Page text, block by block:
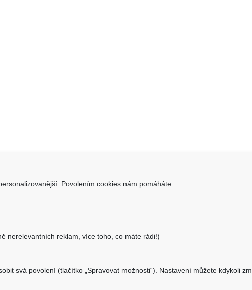
02 Děčín
Doprava a platba
Kde nás najdete
přístroje
Povolením cookies nám pomáháte:
nerelevantních reklam, více toho, co máte rádi!)
svá povolení (tlačítko „Spravovat možnosti“). Nastavení můžete kdykoli